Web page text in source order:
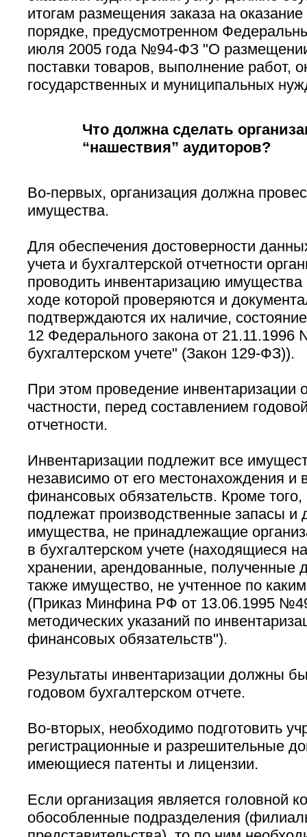
итогам размещения заказа на оказание
порядке, предусмотренном
июля 2005 года №94-ФЗ "О
поставки товаров, выполнение работ,
государственных и муниципальных
Что должна сделать
“нашествия” аудиторов?
Во-первых, организация должна
имущества.
Для обеспечения достоверности
учета и бухгалтерской отчетности
проводить инвентаризацию имущества
ходе которой проверяются и
подтверждаются их наличие,
12 Федерального закона от
бухгалтерском учете" (Закон 129-ФЗ)).
При этом проведение инвентаризации
частности, перед составлением
отчетности.
Инвентаризации подлежит все
независимо от его местонахождения и
финансовых обязательств. Кроме того,
подлежат производственные запасы и
имущества, не принадлежащие
в бухгалтерском учете (находящиеся
хранении, арендованные, полученные
также имущество, не учтенное по
(Приказ Минфина РФ от 13.06.1995
методических указаний по
финансовых обязательств").
Результаты инвентаризации должны
годовом бухгалтерском отчете.
Во-вторых, необходимо подготовить
регистрационные и разрешительные
имеющиеся патенты и лицензии.
Если организация является головной
обособленные подразделения